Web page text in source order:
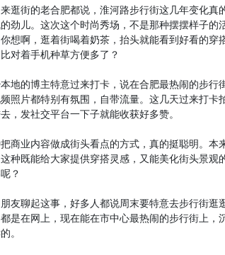
逛街的老合肥都说，淮河路步行街这几年变化
劲儿。这次这个时尚秀场，不是那种摆摆样子
想啊，逛着街喝着奶茶，抬头就能看到好看的
对着手机种草方便多了？
地的博主特意过来打卡，说在合肥最热闹的步
照片都特别有氛围，自带流量。这几天过来打
，发社交平台一下子就能收获好多赞。
商业内容做成街头看点的方式，真的挺聪明。
种既能给大家提供穿搭灵感，又能美化街头景
？
友聊起这事，好多人都说周末要特意去步行街
是在网上，现在能在市中心最热闹的步行街上
。